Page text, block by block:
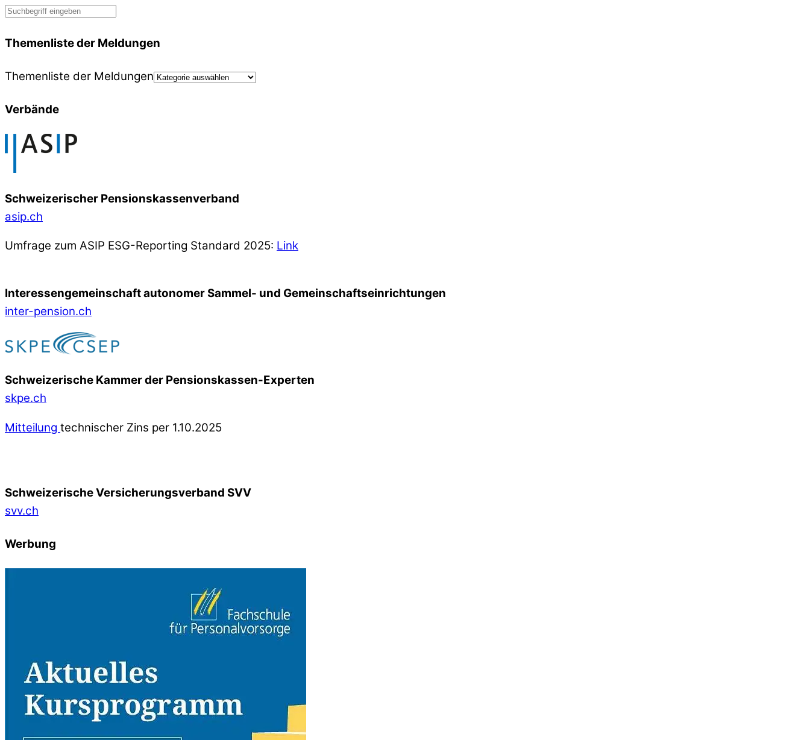
Themenliste der Meldungen
Themenliste der Meldungen
Verbände
Schweizerischer Pensionskassenverband
asip.ch
Umfrage zum ASIP ESG-Reporting Standard 2025: Link
Interessengemeinschaft autonomer Sammel- und Gemeinschafts­einrichtungen
inter-pension.ch
Schweizerische Kammer der Pensionskassen-Experten
skpe.ch
Mitteilung technischer Zins per 1.10.2025
Schweizerische Versicherungsverband SVV
svv.ch
Werbung